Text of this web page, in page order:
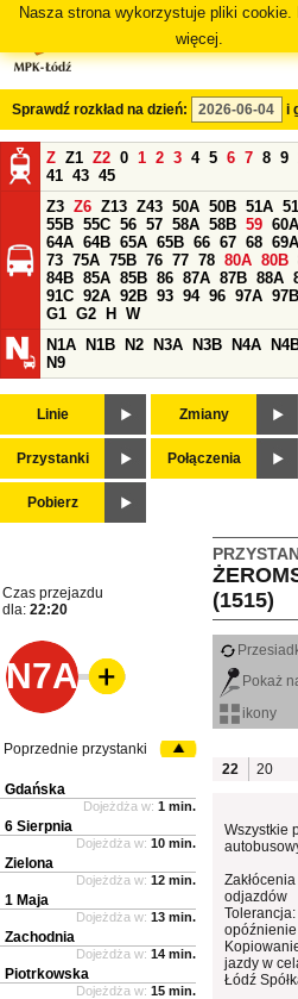
Nasza strona wykorzystuje pliki cookie.
więcej.
Sprawdź rozkład na dzień: i
Z Z1 Z2 0 1 2 3 4 5 6 7 8 9
41 43 45
Z3 Z6 Z13 Z43 50A 50B 51A
55B 55C 56 57 58A 58B 59 60A
64A 64B 65A 65B 66 67 68 69A
73 75A 75B 76 77 78 80A 80B
84B 85A 85B 86 87A 87B 88A
91C 92A 92B 93 94 96 97A 97B
G1 G2 H
W
N1A
N1B N2 N3A N3B N4A
N9
Linie Zmiany
Przystanki Połączenia
Pobierz
(1515)
Czas przejazdu
dla: 22:20
N7A
Pokaż
ikony
22
20
Wszystkie
odjazdów
jazdy w
Łódź
Poprzednie przystanki
Gdańska
Dojeżdża w: 1 min.
6 Sierpnia
Dojeżdża w: 10 min.
Zielona
Dojeżdża w: 12 min.
1 Maja
Dojeżdża w: 13 min.
Zachodnia
Dojeżdża w: 14 min.
Piotrkowska
Dojeżdża w: 15 min.